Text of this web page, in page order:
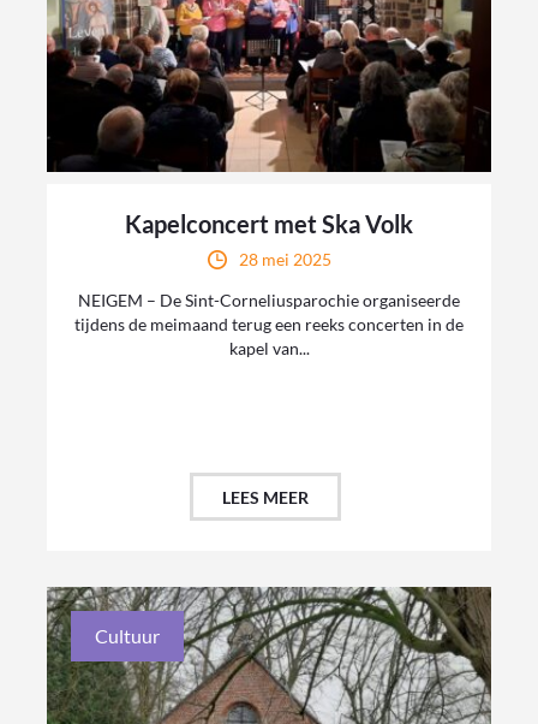
Kapelconcert met Ska Volk
28 mei 2025
NEIGEM – De Sint-Corneliusparochie organiseerde
tijdens de meimaand terug een reeks concerten in de
kapel van...
LEES MEER
Cultuur